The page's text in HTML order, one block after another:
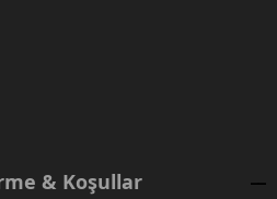
& Koşullar